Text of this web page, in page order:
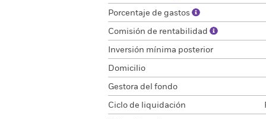
Porcentaje de gastos
Comisión de rentabilidad
Inversión mínima posterior
Domicilio
Gestora del fondo
Ciclo de liquidación